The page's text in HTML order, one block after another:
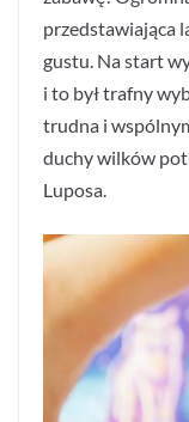
przedstawiająca
gustu. Na start
i to był trafny
trudna i
duchy wilków
Luposa.